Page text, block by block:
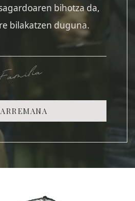
bihotza da,
bilakatzen duguna.